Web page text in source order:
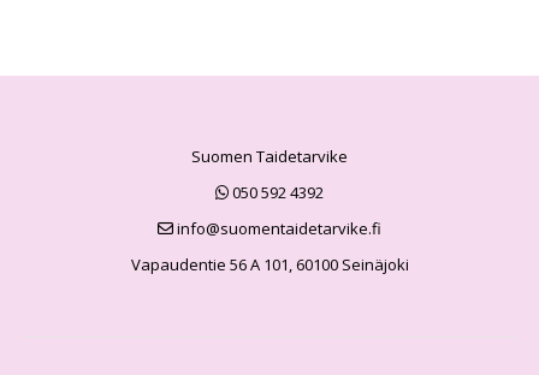
Suomen Taidetarvike
050 592 4392
info@suomentaidetarvike.fi
Vapaudentie 56 A 101, 60100 Seinäjoki